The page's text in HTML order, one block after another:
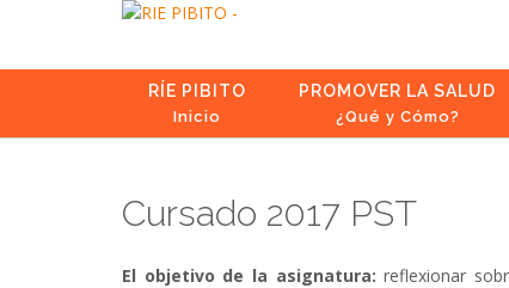
RÍE PIBITO
Inicio
PROMOVER LA SALUD
¿Qué y Cómo?
Cursado 2017 PST
El objetivo de la asignatura: reflexionar